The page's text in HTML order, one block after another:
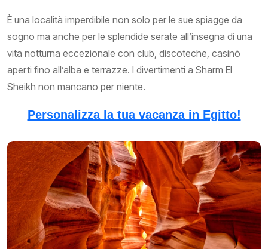
È una località imperdibile non solo per le sue spiagge da
sogno ma anche per le splendide serate all’insegna di una
vita notturna eccezionale con club, discoteche, casinò
aperti fino all’alba e terrazze. I divertimenti a Sharm El
Sheikh non mancano per niente.
Personalizza la tua vacanza in Egitto!